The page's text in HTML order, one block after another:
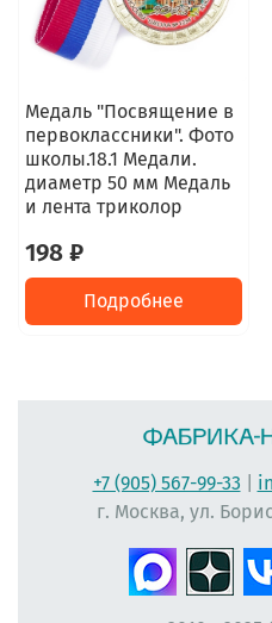
Медаль "Посвящение в
первоклассники". Фото
школы.18.1 Медали.
диаметр 50 мм Медаль
и лента триколор
198 ₽
Подробнее
+7 (905) 567-99-33
г. Москва, ул.